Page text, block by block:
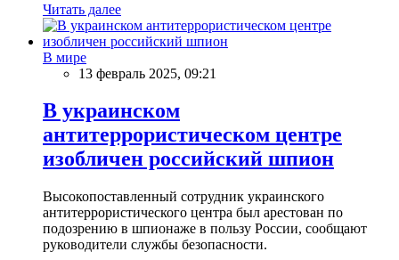
Читать далее
В мире
13 февраль 2025, 09:21
В украинском
антитеррористическом центре
изобличен российский шпион
Высокопоставленный сотрудник украинского
антитеррористического центра был арестован по
подозрению в шпионаже в пользу России, сообщают
руководители службы безопасности.